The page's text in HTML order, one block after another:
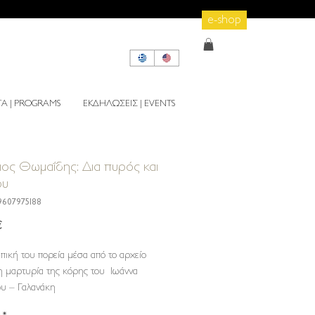
e-shop
PROGRAMS ΕΚΔΗΛΩΣΕΙΣ | EVENTS
Θωμαΐδης: Δια πυρός και
Τιμή
του πορεία μέσα από το αρχείο
μαρτυρία της κόρης του Ιωάννα
– Γαλανάκη